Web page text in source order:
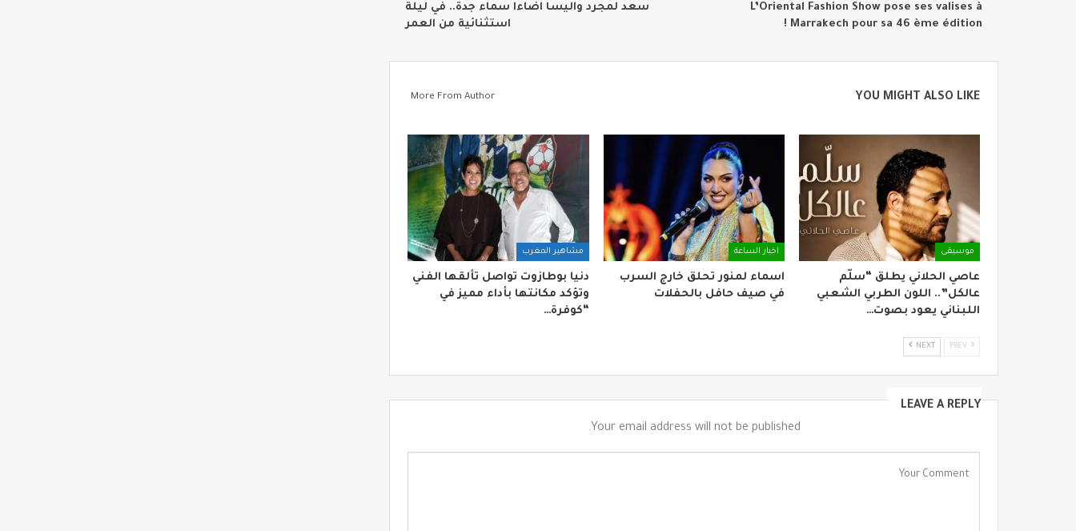
L’Oriental Fashion Show pose ses valises à
Marrakech pour sa 46 ème édition !
سعد لمجرد واليسا اضاءا سماء جدة.. في ليلة
استثنائية من العمر
YOU MIGHT ALSO LIKE
More From Author
موسيقى
عاصي الحلاني يطلق “سلّم
عالكل”.. اللون الطربي الشعبي
اللبناني يعود بصوت…
اخبار الساعة
اسماء لمنور تحلق خارج السرب
في صيف حافل بالحفلات
مشاهير المغرب
دنيا بوطازوت تواصل تألقها الفني
وتؤكد مكانتها بأداء مميز في
“كوفرة…
NEXT
LEAVE A REPLY
Your email address will not be published.